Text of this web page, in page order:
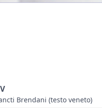
Brendani (testo veneto)